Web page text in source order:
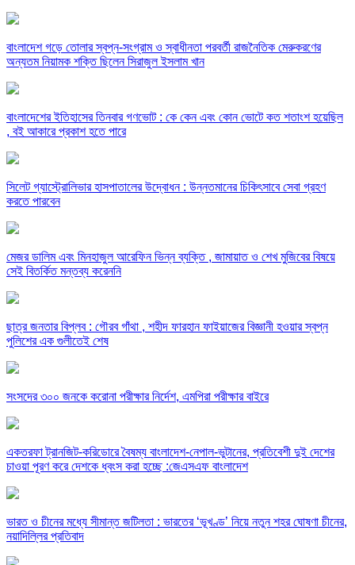
বাংলাদেশ গড়ে তোলার স্বপ্ন-সংগ্রাম ও স্বাধীনতা পরবর্তী রাজনৈতিক মেরুকরণের
অন্যতম নিয়ামক শক্তি ছিলেন সিরাজুল ইসলাম খান
বাংলাদেশের ইতিহাসের তিনবার গণভোট : কে কেন এবং কোন ভোটে কত শতাংশ হয়েছিল
, বই আকারে প্রকাশ হতে পারে
সিলেট গ্যাস্ট্রোলিভার হাসপাতালের উদ্বোধন : উন্নতমানের চিকিৎসাবে সেবা গ্রহণ
করতে পারবেন
মেজর ডালিম এবং মিনহাজুল আরেফিন ভিন্ন ব্যক্তি , জামায়াত ও শেখ মুজিবের বিষয়ে
সেই বিতর্কিত মন্তব্য করেননি
ছাত্র জনতার বিপ্লব : গৌরব গাঁথা , শহীদ ফারহান ফাইয়াজের বিজ্ঞানী হওয়ার স্বপ্ন
পুলিশের এক গুলীতেই শেষ
সংসদের ৩০০ জনকে করোনা পরীক্ষার নির্দেশ, এমপিরা পরীক্ষার বাইরে
একতরফা ট্রানজিট-করিডোরে বৈষম্য বাংলাদেশ-নেপাল-ভুটানের, প্রতিবেশী দুই দেশের
চাওয়া পূরণ করে দেশকে ধ্বংস করা হচ্ছে :জেএসএফ বাংলাদেশ
ভারত ও চীনের মধ্যে সীমান্ত জটিলতা : ভারতের ‘ভূখণ্ড’ নিয়ে নতুন শহর ঘোষণা চীনের,
নয়াদিল্লির প্রতিবাদ